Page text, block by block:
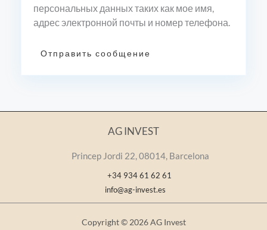
персональных данных таких как мое имя,
адрес электронной почты и номер телефона.
Отправить сообщение
AG INVEST
Princep Jordi 22, 08014, Barcelona
+34 934 61 62 61
info@ag-invest.es
Copyright © 2026 AG Invest